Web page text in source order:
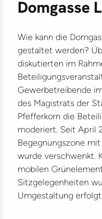
Domgasse
Wie kann die
gestaltet werden?
diskutierten im
Gewerbetreibende
des Magistrats der
Pfefferkorn die
moderiert. Seit April
Begegnungszone
wurde verschwenkt.
mobilen
Sitzgelegenheiten
Umgestaltung